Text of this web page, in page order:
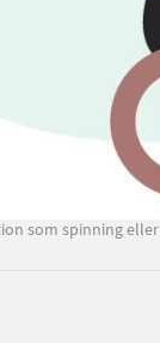
som spinning